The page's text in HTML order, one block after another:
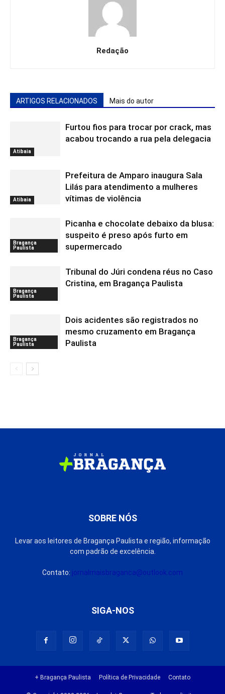
Redação
ARTIGOS RELACIONADOS Mais do autor
Atibaia
Furtou fios para trocar por crack, mas
acabou trocando a rua pela delegacia
Atibaia
Prefeitura de Amparo inaugura Sala
Lilás para atendimento a mulheres
vítimas de violência
Bragança
Paulista
Picanha e chocolate debaixo da blusa:
suspeito é preso após furto em
supermercado
Bragança
Paulista
Tribunal do Júri condena réus no Caso
Cristina, em Bragança Paulista
Bragança
Paulista
Dois acidentes são registrados no
mesmo cruzamento em Bragança
Paulista
SOBRE NÓS
Levar aos leitores de Bragança Paulista e região, informação
com padrão de excelência.
Contato: jornalmaisbraganca@outlook.com
SIGA-NOS
+ Bragança Paulista Política de Privacidade Contato